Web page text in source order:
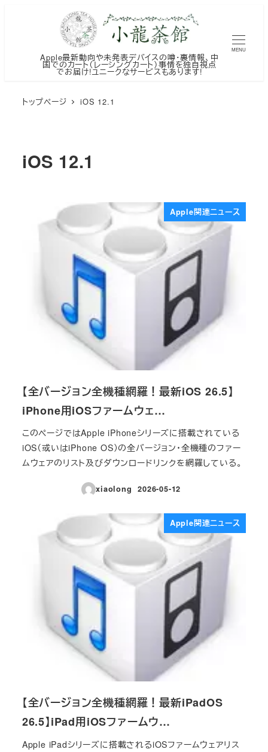
Apple最新動向や未発表デバイスの噂・裏情報、中
国でのカート（レーシングカート）事情を独自視点
でお届け!ユニークなサービスもあります!
MENU
トップページ iOS 12.1
iOS 12.1
Apple関連ニュース
【全バージョン全機種網羅！最新iOS 26.5】
iPhone用iOSファームウェ…
このページではApple iPhoneシリーズに搭載されている
iOS（或いはiPhone OS）の全バージョン・全機種のファー
ムウェアのリスト及びダウンロードリンクを網羅している。
xiaolong
投稿日
2026-05-12
Apple関連ニュース
【全バージョン全機種網羅！最新iPadOS
26.5】iPad用iOSファームウ…
Apple iPadシリーズに搭載されるiOSファームウェアリス